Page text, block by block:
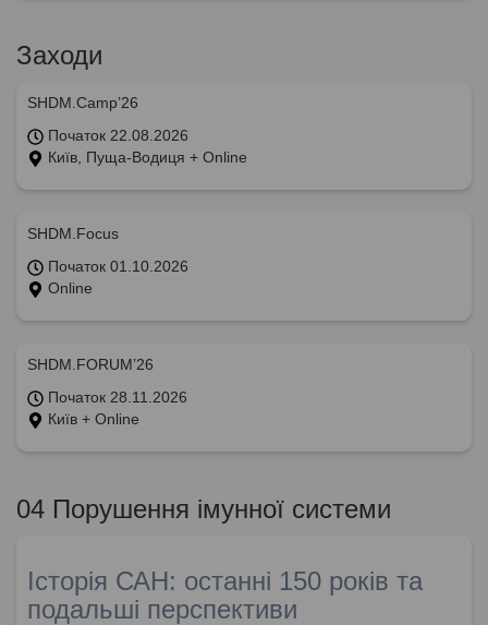
Заходи
SHDM.Camp’26
Початок 22.08.2026
Київ, Пуща-Водиця + Online
SHDM.Focus
Початок 01.10.2026
Online
SHDM.FORUM’26
Початок 28.11.2026
Київ + Online
04 Порушення імунної системи
Історія САН: останні 150 років та
подальші перспективи